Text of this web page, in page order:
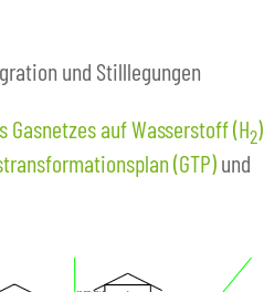
und Stilllegungen
Gasnetzes auf Wasserstoff (H2)
(GTP)und